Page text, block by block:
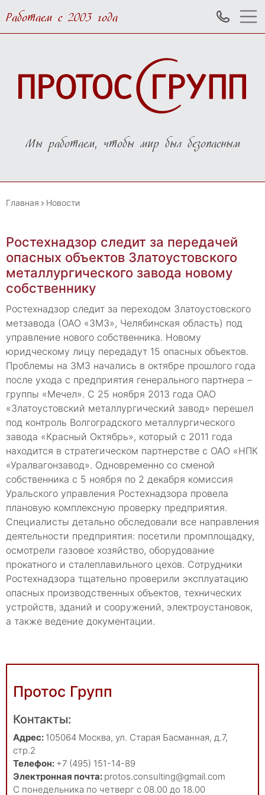
Работаем с 2003 года
Мы работаем, чтобы мир был безопасным
Главная Новости
Ростехнадзор следит за передачей
опасных объектов Златоустовского
металлургического завода новому
собственнику
Ростехнадзор следит за переходом Златоустовского
метзавода (ОАО «ЗМЗ», Челябинская область) под
управление нового собственника. Новому
юридческому лицу передадут 15 опасных объектов.
Проблемы на ЗМЗ начались в октябре прошлого года
после ухода с предприятия генерального партнера –
группы «Мечел». С 25 ноября 2013 года ОАО
«Златоустовский металлургический завод» перешел
под контроль Волгоградского металлургического
завода «Красный Октябрь», который с 2011 года
находится в стратегическом партнерстве с ОАО «НПК
«Уралвагонзавод». Одновременно со сменой
собственника с 5 ноября по 2 декабря комиссия
Уральского управления Ростехнадзора провела
плановую комплексную проверку предприятия.
Специалисты детально обследовали все направления
деятельности предприятия: посетили промплощадку,
осмотрели газовое хозяйство, оборудование
прокатного и сталеплавильного цехов. Сотрудники
Ростехнадзора тщательно проверили эксплуатацию
опасных производственных объектов, технических
устройств, зданий и сооружений, электроустановок,
а также ведение документации.
Протос Групп
Контакты:
Адрес: 105064 Москва, ул. Старая Басманная, д.7,
стр.2
Телефон: +7 (495) 151-14-89
Электронная почта: protos.consulting@gmail.com
С понедельника по четверг с 08.00 до 18.00